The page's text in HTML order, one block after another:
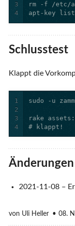
3
4
apt-key
Schlusstest
Klappt die
1
2
3
4
# klappt!
Änderungen
2021-11-08 –
von Uli Heller 08.